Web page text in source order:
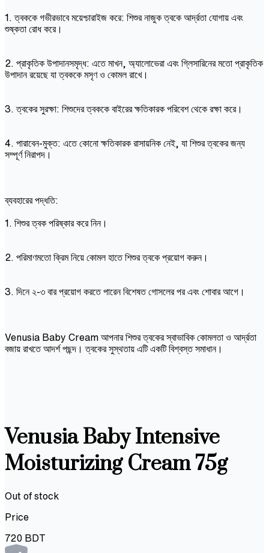
1. ত্বককে গভীরভাবে ময়েশ্চারাইজ করে: শিশুর নাজুক ত্বকে আর্দ্রতা যোগায় এবং
শুষ্কতা রোধ করে।
2. প্রাকৃতিক উপাদানসমৃদ্ধ: এতে মাখন, অ্যালোভেরা এবং গ্লিসারিনের মতো প্রাকৃতিক
উপাদান রয়েছে যা ত্বককে মসৃণ ও কোমল রাখে।
3. ত্বকের সুরক্ষা: শিশুদের ত্বককে বাইরের ক্ষতিকারক পরিবেশ থেকে রক্ষা করে।
4. পারাবেন-মুক্ত: এতে কোনো ক্ষতিকারক রাসায়নিক নেই, যা শিশুর ত্বকের জন্য
সম্পূর্ণ নিরাপদ।
ব্যবহারের পদ্ধতি:
1. শিশুর ত্বক পরিষ্কার করে নিন।
2. পরিমাণমতো ক্রিম নিয়ে কোমল হাতে শিশুর ত্বকে প্রয়োগ করুন।
3. দিনে ২-৩ বার প্রয়োগ করতে পারেন বিশেষত গোসলের পর এবং শোবার আগে।
Venusia Baby Cream আপনার শিশুর ত্বকের স্বাভাবিক কোমলতা ও আর্দ্রতা
বজায় রাখতে আদর্শ পছন্দ। ত্বকের সুস্থতায় এটি একটি বিশ্বস্ত সমাধান।
Venusia Baby Intensive
Moisturizing Cream 75g
Out of stock
Price
720 BDT